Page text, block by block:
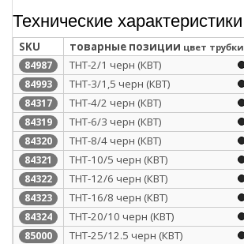
Технические характеристики
SKU товарные позиции цвет трубки
84987 ТНТ-2/1 черн (КВТ)
84993 ТНТ-3/1,5 черн (КВТ)
84317 ТНТ-4/2 черн (КВТ)
84319 ТНТ-6/3 черн (КВТ)
84320 ТНТ-8/4 черн (КВТ)
84321 ТНТ-10/5 черн (КВТ)
84322 ТНТ-12/6 черн (КВТ)
84323 ТНТ-16/8 черн (КВТ)
84324 ТНТ-20/10 черн (КВТ)
85000 ТНТ-25/12.5 черн (КВТ)